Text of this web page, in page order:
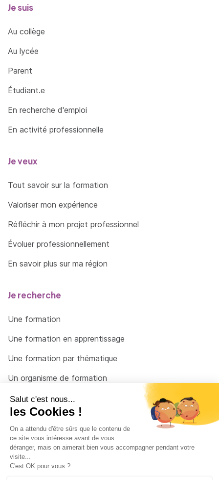
Je suis
Au collège
Au lycée
Parent
Étudiant.e
En recherche d'emploi
En activité professionnelle
Je veux
Tout savoir sur la formation
Valoriser mon expérience
Réfléchir à mon projet professionnel
Évoluer professionnellement
En savoir plus sur ma région
Je recherche
Une formation
Une formation en apprentissage
Une formation par thématique
Un organisme de formation
Un conseiller
Une solution pour raccrocher